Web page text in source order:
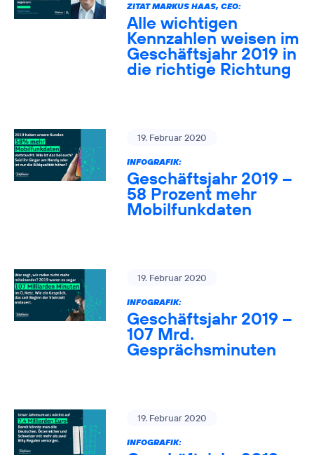
ZITAT MARKUS HAAS, CEO:
Alle wichtigen
Kennzahlen weisen im
Geschäftsjahr 2019 in
die richtige Richtung
19. Februar 2020
INFOGRAFIK:
Geschäftsjahr 2019 –
58 Prozent mehr
Mobilfunkdaten
19. Februar 2020
INFOGRAFIK:
Geschäftsjahr 2019 –
107 Mrd.
Gesprächsminuten
19. Februar 2020
INFOGRAFIK: